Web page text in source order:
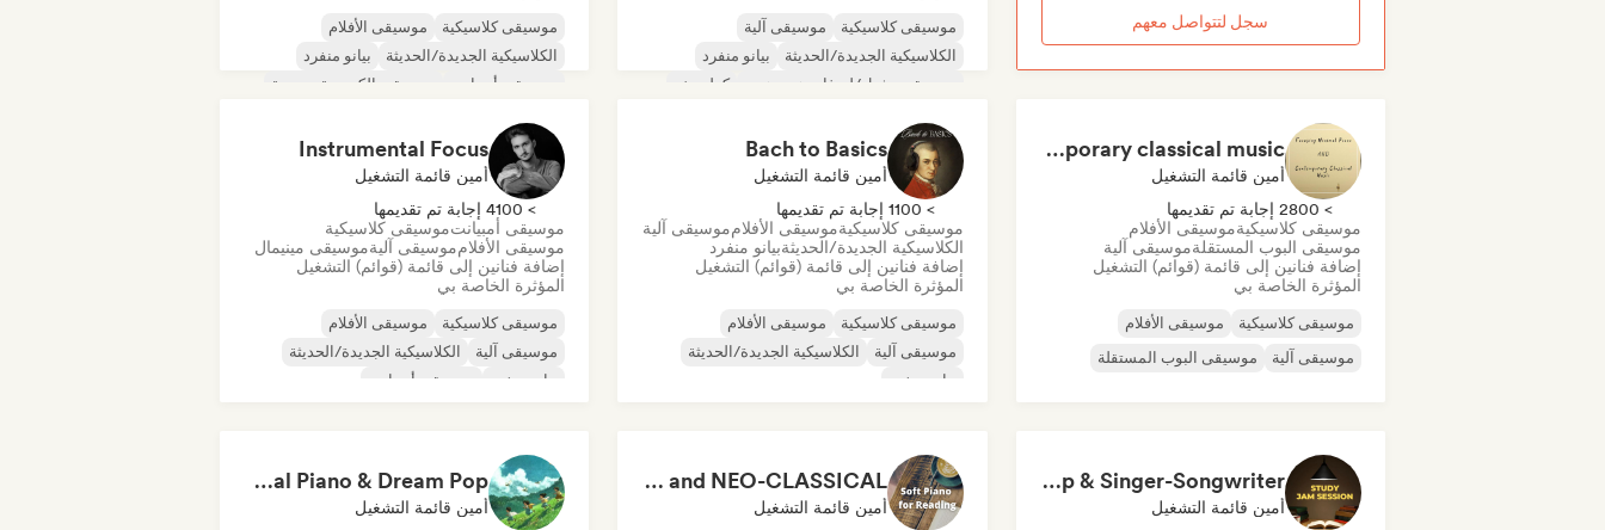
سجل لتتواصل معهم موسيقى كلاسيكية
موسيقى آلية
الكلاسيكية الجديدة/الحديثة
بيانو منفرد
موسيقى تشيل/لو-فاي هيب هوب
كولدويف
موسيقى كلاسيكية
موسيقى الأفلام
الكلاسيكية الجديدة/الحديثة
بيانو منفرد
موسيقى أمبيانت
موسيقى إلكترونية تجريبية
Focusing Minimal piano & Contemporary classical music
أمين قائمة التشغيل
> 2800 إجابة تم تقديمها
موسيقى كلاسيكيةموسيقى الأفلام
موسيقى البوب المستقلةموسيقى آلية
إضافة فنانين إلى قائمة (قوائم) التشغيل
المؤثرة الخاصة بي
موسيقى كلاسيكية
موسيقى الأفلام
موسيقى آلية
موسيقى البوب المستقلة
Bach to Basics
أمين قائمة التشغيل
> 1100 إجابة تم تقديمها
موسيقى كلاسيكيةموسيقى الأفلامموسيقى آلية
الكلاسيكية الجديدة/الحديثةبيانو منفرد
إضافة فنانين إلى قائمة (قوائم) التشغيل
المؤثرة الخاصة بي
موسيقى كلاسيكية
موسيقى الأفلام
موسيقى آلية
الكلاسيكية الجديدة/الحديثة
بيانو منفرد
Instrumental Focus
أمين قائمة التشغيل
> 4100 إجابة تم تقديمها
موسيقى أمبيانتموسيقى كلاسيكية
موسيقى الأفلامموسيقى آليةموسيقى مينيمال
إضافة فنانين إلى قائمة (قوائم) التشغيل
المؤثرة الخاصة بي
موسيقى كلاسيكية
موسيقى الأفلام
موسيقى آلية
الكلاسيكية الجديدة/الحديثة
بيانو منفرد
موسيقى أمبيانت
Study Jam Sessions 📚 Indie Folk, Dream Pop & Singer-Songwriter
أمين قائمة التشغيل
MNOMUSIC - SOFT PIANO and NEO-CLASSICAL
أمين قائمة التشغيل
POV: You're Living in a Studio Ghibli Movie 🌱 Neo-Classical Piano & Dream Pop
أمين قائمة التشغيل